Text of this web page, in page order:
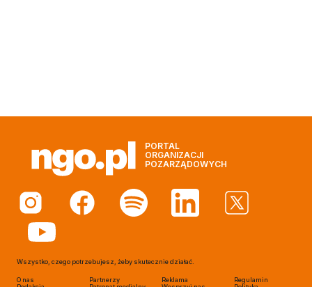
PORTAL
ORGANIZACJI
POZARZĄDOWYCH
Wszystko, czego potrzebujesz, żeby skutecznie działać.
O nas
Partnerzy
Reklama
Regulamin